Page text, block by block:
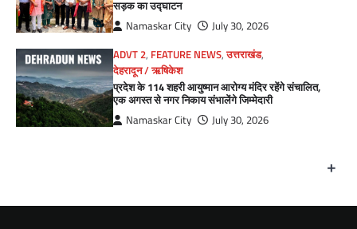
सड़क का उद्घाटन
Namaskar City
July 30, 2026
ADVT 2, FEATURE NEWS,उत्तराखंड,
देहरादून / ऋषिकेश
प्रदेश के 114 शहरी आयुष्मान आरोग्य मंदिर रहेंगे संचालित,
एक अगस्त से नगर निकाय संभालेंगे जिम्मेदारी
Namaskar City July 30, 2026
+